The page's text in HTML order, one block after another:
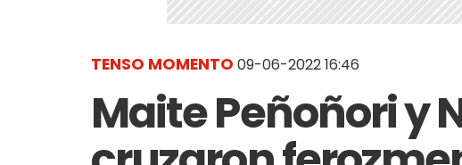
TENSO MOMENTO 09-06-2022 16:46
Maite Peñoñori y